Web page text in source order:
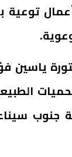
توعية
ياسين
جنوب